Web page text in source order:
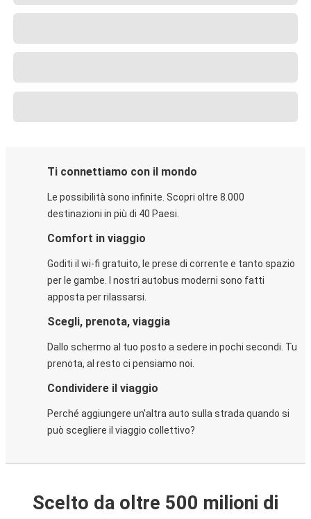
Ti connettiamo con il mondo
Le possibilità sono infinite. Scopri oltre 8.000
destinazioni in più di 40 Paesi.
Comfort in viaggio
Goditi il wi-fi gratuito, le prese di corrente e tanto spazio
per le gambe. I nostri autobus moderni sono fatti
apposta per rilassarsi.
Scegli, prenota, viaggia
Dallo schermo al tuo posto a sedere in pochi secondi. Tu
prenota, al resto ci pensiamo noi.
Condividere il viaggio
Perché aggiungere un'altra auto sulla strada quando si
può scegliere il viaggio collettivo?
Scelto da oltre 500 milioni di